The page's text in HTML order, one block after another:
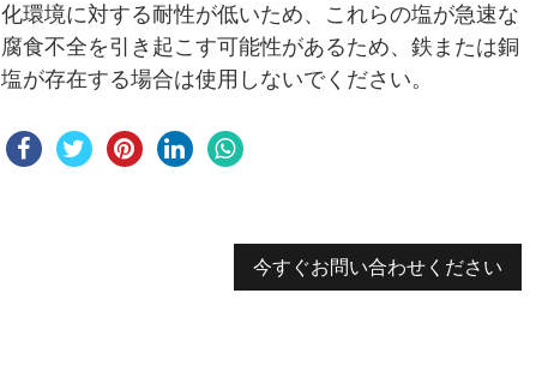
化環境に対する耐性が低いため、これらの塩が急速な
腐食不全を引き起こす可能性があるため、鉄または銅
塩が存在する場合は使用しないでください。
今すぐお問い合わせください